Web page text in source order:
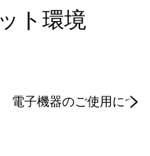
ト環境
電子機器のご使用につ